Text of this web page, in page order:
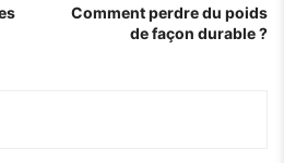
Comment perdre du poids
de façon durable ?